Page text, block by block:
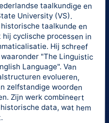
taalkundige en
University (VS).
taalkunde en
cyclische processen in
Hij schreef
"The Linguistic
Language". Van
evolueren,
zelfstandige woorden
Zijn werk combineert
data, wat hem